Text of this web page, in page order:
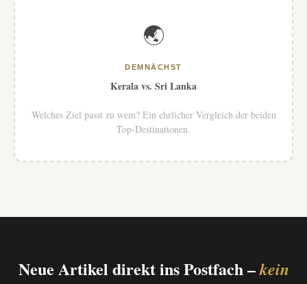
🌏
DEMNÄCHST
Kerala vs. Sri Lanka
Welches Ziel passt zu wem? Ein ehrlicher Vergleich der beiden
Top-Destinationen.
Neue Artikel direkt ins Postfach –kein